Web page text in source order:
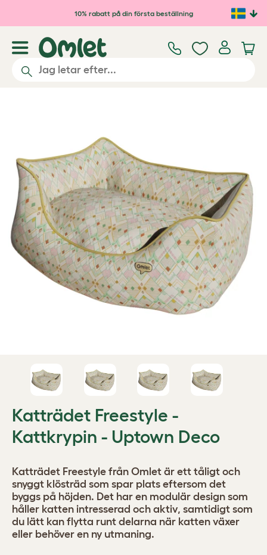
Hoppa till huvudinnehåll
10% rabatt på din första beställning
Katträdet Freestyle -
Kattkrypin - Uptown Deco
Katträdet Freestyle från Omlet är ett tåligt och
snyggt klösträd som spar plats eftersom det
byggs på höjden. Det har en modulär design som
håller katten intresserad och aktiv, samtidigt som
du lätt kan flytta runt delarna när katten växer
eller behöver en ny utmaning.